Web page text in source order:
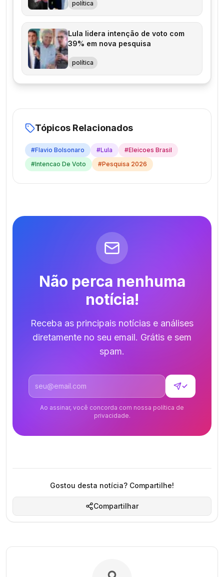
política
Lula lidera intenção de voto com
39% em nova pesquisa
política
Tópicos Relacionados
#Flavio Bolsonaro #Lula #Eleicoes Brasil
#Intencao De Voto #Pesquisa 2026
Não perca nenhuma
notícia!
Receba as principais notícias e análises
diretamente no seu email. Grátis e sem
spam.
Endereço de email
✓
Ao assinar, você concorda com nossa política de
privacidade.
Gostou desta notícia? Compartilhe!
Compartilhar